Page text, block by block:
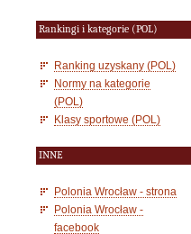
Rankingi i kategorie (POL)
Ranking uzyskany (POL)
Normy na kategorie
(POL)
Klasy sportowe (POL)
INNE
Polonia Wrocław - strona
Polonia Wrocław -
facebook